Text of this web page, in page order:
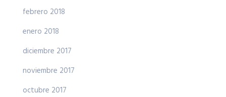
febrero 2018
enero 2018
diciembre 2017
noviembre 2017
octubre 2017